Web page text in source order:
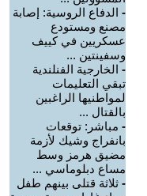
- الدفاع الروسية: إصابة
مصنع ومستودع
عسكريين في كييف
وسفينتين ...
- الخارجية الفنلندية
تبقي التعليمات
لمواطنيها الراغبين
بالقتال ...
- مباشر: توقعات
بانفراج وشيك لأزمة
مضيق هرمز وسط
مساع دبلوماسي ...
- ثلاثة قتلى بينهم طفل